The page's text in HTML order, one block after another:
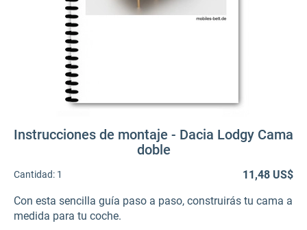
Instrucciones de montaje - Dacia Lodgy Cama
doble
Cantidad: 1
11,48 US$
Con esta sencilla guía paso a paso, construirás tu cama a
medida para tu coche.